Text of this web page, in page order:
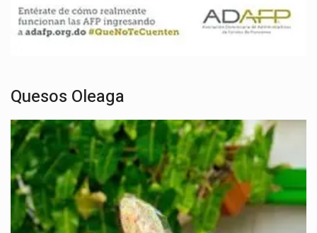
Quesos Oleaga